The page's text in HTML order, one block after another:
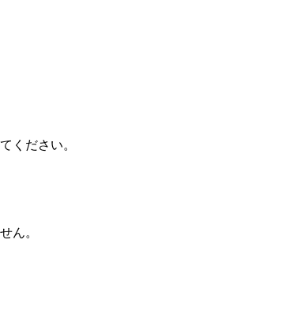
ください。
ん。